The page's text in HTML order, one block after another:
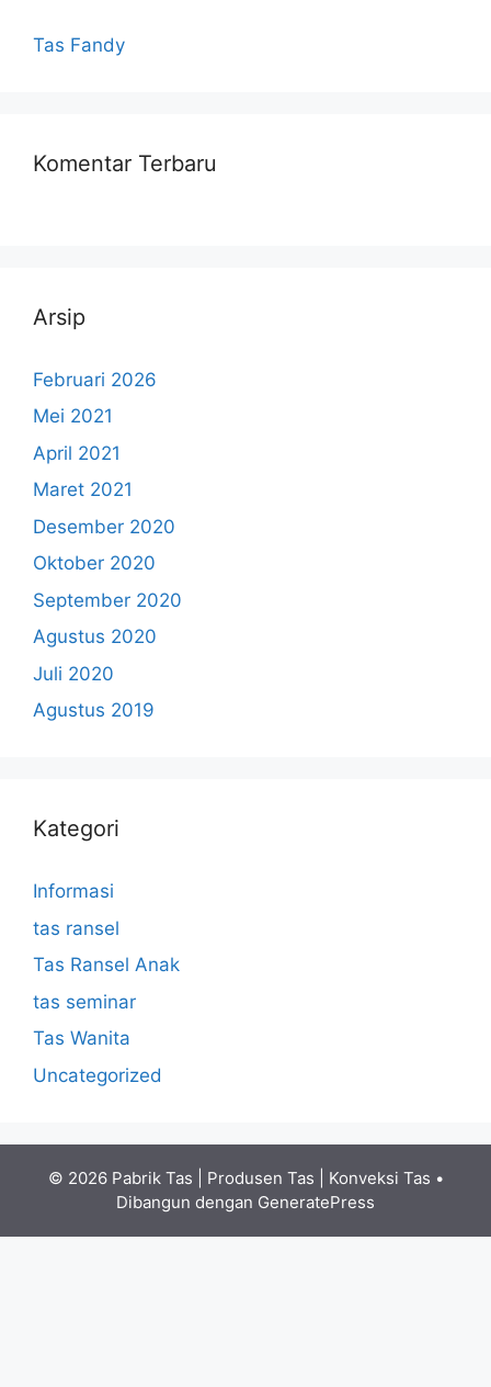
Tas Fandy
Komentar Terbaru
Arsip
Februari 2026
Mei 2021
April 2021
Maret 2021
Desember 2020
Oktober 2020
September 2020
Agustus 2020
Juli 2020
Agustus 2019
Kategori
Informasi
tas ransel
Tas Ransel Anak
tas seminar
Tas Wanita
Uncategorized
© 2026 Pabrik Tas | Produsen Tas | Konveksi Tas •
Dibangun dengan GeneratePress